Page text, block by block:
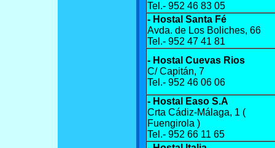
Tel.- 952 46 83 05
- Hostal Santa Fé
Avda. de Los Boliches, 66
Tel.- 952 47 41 81
- Hostal Cuevas Rios
C/ Capitán, 7
Tel.- 952 46 06 06
- Hostal Easo S.A
Crta Cádiz-Málaga, 1 (
Fuengirola )
Tel.- 952 66 11 65